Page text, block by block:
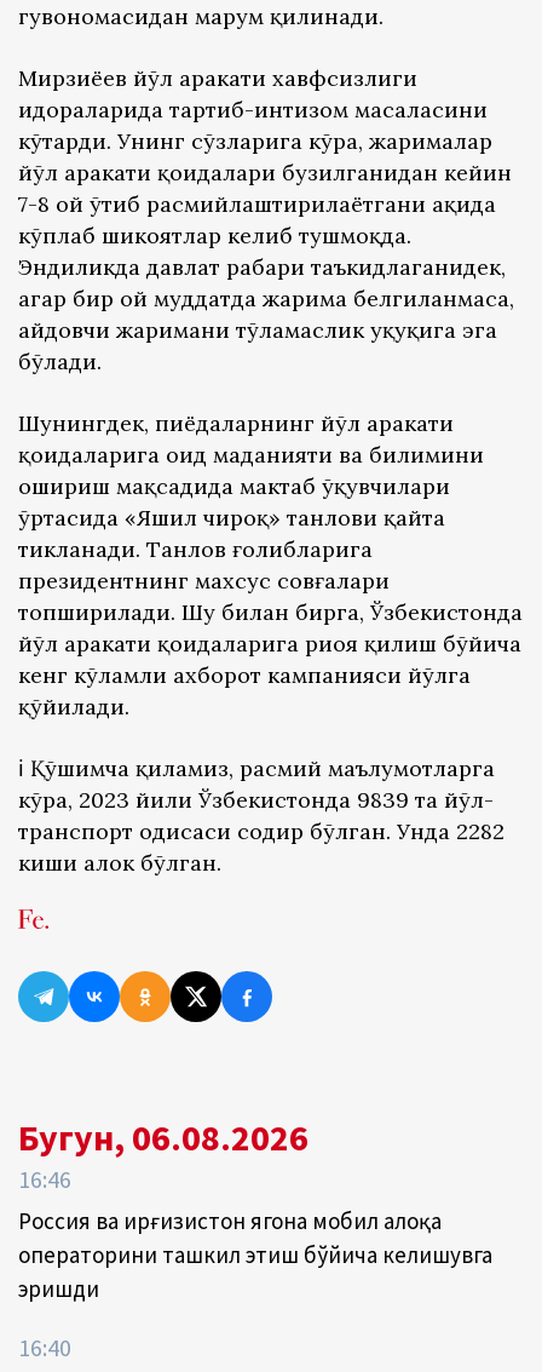
гувоҳномасидан маҳрум қилинади.
Мирзиёев йўл ҳаракати хавфсизлиги
идораларида тартиб-интизом масаласини
кўтарди. Унинг сўзларига кўра, жарималар
йўл ҳаракати қоидалари бузилганидан кейин
7-8 ой ўтиб расмийлаштирилаётгани ҳақида
кўплаб шикоятлар келиб тушмоқда.
Эндиликда давлат раҳбари таъкидлаганидек,
агар бир ой муддатда жарима белгиланмаса,
ҳайдовчи жаримани тўламаслик ҳуқуқига эга
бўлади.
Шунингдек, пиёдаларнинг йўл ҳаракати
қоидаларига оид маданияти ва билимини
ошириш мақсадида мактаб ўқувчилари
ўртасида «Яшил чироқ» танлови қайта
тикланади. Танлов ғолибларига
президентнинг махсус совғалари
топширилади. Шу билан бирга, Ўзбекистонда
йўл ҳаракати қоидаларига риоя қилиш бўйича
кенг кўламли ахборот кампанияси йўлга
қўйилади.
ℹ️ Қўшимча қиламиз, расмий маълумотларга
кўра, 2023 йили Ўзбекистонда 9839 та йўл-
транспорт ҳодисаси содир бўлган. Унда 2282
киши ҳалок бўлган.
Бугун, 06.08.2026
16:46
Россия ва Қирғизистон ягона мобил алоқа
операторини ташкил этиш бўйича келишувга
эришди
16:40